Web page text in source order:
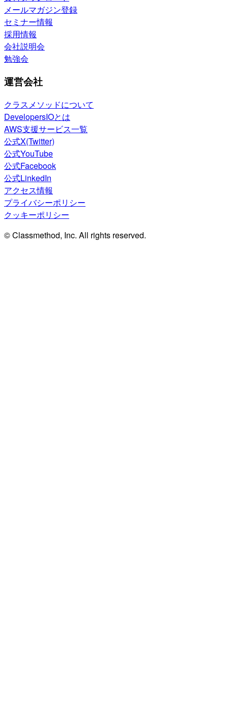
メールマガジン登録
セミナー情報
採用情報
会社説明会
勉強会
運営会社
クラスメソッドについて
DevelopersIOとは
AWS支援サービス一覧
公式X(Twitter)
公式YouTube
公式Facebook
公式LinkedIn
アクセス情報
プライバシーポリシー
クッキーポリシー
© Classmethod, Inc. All rights reserved.